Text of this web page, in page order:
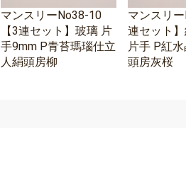
マンスリーNo38-10
【3連セット】玻璃 片
手9mm P青苔瑪瑙仕立
人絹頭房柳
マンスリ
連セット
片手 P紅
頭房灰桜